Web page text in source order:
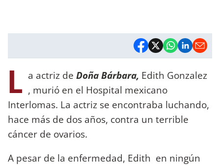
L a actriz de Doña Bárbara, Edith Gonzalez
, murió en el Hospital mexicano
Interlomas. La actriz se encontraba luchando,
hace más de dos años, contra un terrible
cáncer de ovarios.
A pesar de la enfermedad, Edith en ningún